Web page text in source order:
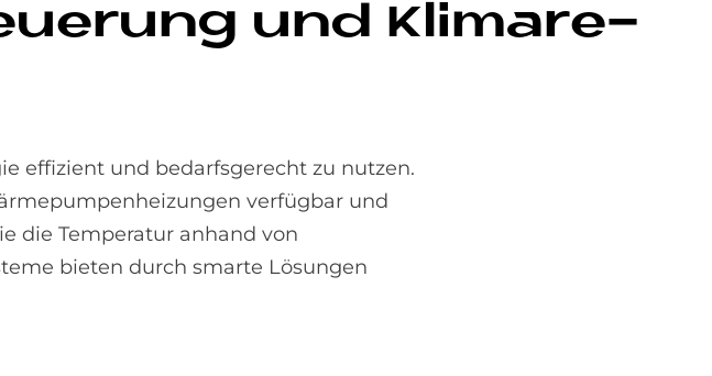
und Kli­ma­re­
effizient und bedarfsgerecht zu nutzen.
verfügbar und
die Temperatur anhand von
bieten durch smarte Lösungen